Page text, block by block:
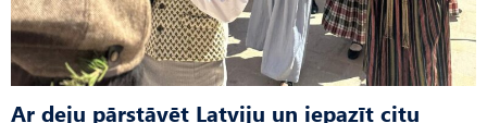
Ar deju pārstāvēt Latviju un iepazīt citu